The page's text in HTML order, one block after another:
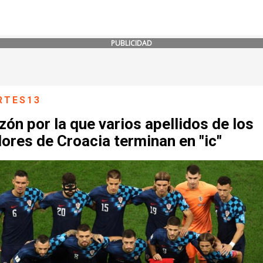
PUBLICIDAD
por la que varios apellidos de los
de Croacia terminan en "ic"